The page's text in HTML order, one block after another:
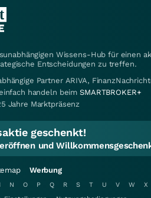
Wissens-Hub für einen
Entscheidungen zu treffen.
Partner ARIVA,
handeln beimSMARTBROKER+
Jahre Marktpräsenz
geschenkt!
und
Werbung
N O P Q R S T U V W X